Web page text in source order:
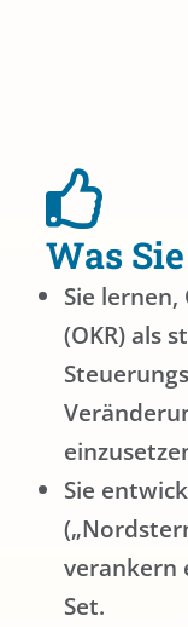
Was
Sie lernen,
(OKR) als
Sie
verankern
Set.